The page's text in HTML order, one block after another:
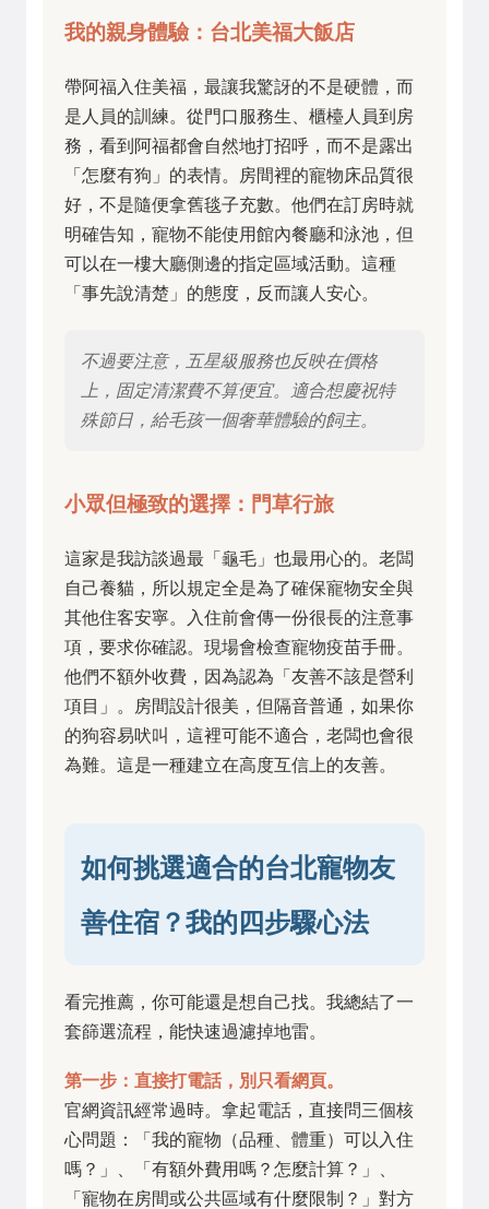
我的親身體驗：台北美福大飯店
帶阿福入住美福，最讓我驚訝的不是硬體，而
是人員的訓練。從門口服務生、櫃檯人員到房
務，看到阿福都會自然地打招呼，而不是露出
「怎麼有狗」的表情。房間裡的寵物床品質很
好，不是隨便拿舊毯子充數。他們在訂房時就
明確告知，寵物不能使用館內餐廳和泳池，但
可以在一樓大廳側邊的指定區域活動。這種
「事先說清楚」的態度，反而讓人安心。
不過要注意，五星級服務也反映在價格
上，固定清潔費不算便宜。適合想慶祝特
殊節日，給毛孩一個奢華體驗的飼主。
小眾但極致的選擇：門草行旅
這家是我訪談過最「龜毛」也最用心的。老闆
自己養貓，所以規定全是為了確保寵物安全與
其他住客安寧。入住前會傳一份很長的注意事
項，要求你確認。現場會檢查寵物疫苗手冊。
他們不額外收費，因為認為「友善不該是營利
項目」。房間設計很美，但隔音普通，如果你
的狗容易吠叫，這裡可能不適合，老闆也會很
為難。這是一種建立在高度互信上的友善。
如何挑選適合的台北寵物友
善住宿？我的四步驟心法
看完推薦，你可能還是想自己找。我總結了一
套篩選流程，能快速過濾掉地雷。
第一步：直接打電話，別只看網頁。
官網資訊經常過時。拿起電話，直接問三個核
心問題：「我的寵物（品種、體重）可以入住
嗎？」、「有額外費用嗎？怎麼計算？」、
「寵物在房間或公共區域有什麼限制？」對方